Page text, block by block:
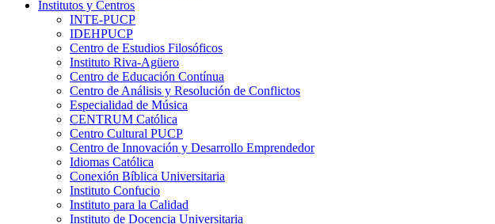
Institutos y Centros
INTE-PUCP
IDEHPUCP
Centro de Estudios Filosóficos
Instituto Riva-Agüero
Centro de Educación Contínua
Centro de Análisis y Resolución de Conflictos
Especialidad de Música
CENTRUM Católica
Centro Cultural PUCP
Centro de Innovación y Desarrollo Emprendedor
Idiomas Católica
Conexión Bíblica Universitaria
Instituto Confucio
Instituto para la Calidad
Instituto de Docencia Universitaria